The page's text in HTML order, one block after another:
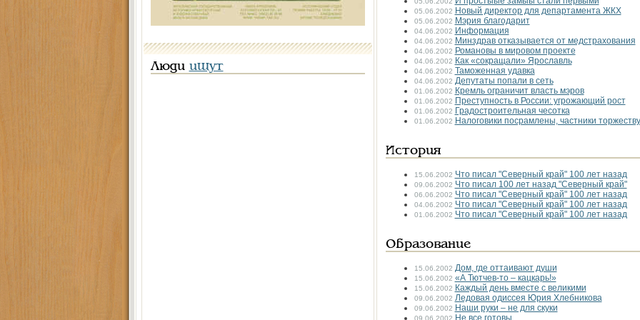
Люди ищут
05.06.2002 Новый директор для департамента ЖКХ
05.06.2002 Мэрия благодарит
04.06.2002 Информация
04.06.2002 Минздрав отказывается от медстрахования
04.06.2002 Романовы в мировом проекте
04.06.2002 Как «сокращали» Ярославль
04.06.2002 Таможенная удавка
04.06.2002 Депутаты попали в сеть
01.06.2002 Кремль ограничит власть мэров
01.06.2002 Преступность в России: угрожающий рост
01.06.2002 Градостроительная чесотка
01.06.2002 Налоговики посрамлены, частники
История
15.06.2002 Что писал "Северный край" 100 лет назад
09.06.2002 Что писал 100 лет назад "Северный край"
06.06.2002 Что писал "Северный край" 100 лет назад
04.06.2002 Что писал "Северный край" 100 лет назад
01.06.2002 Что писал "Северный край" 100 лет назад
Образование
15.06.2002 Дом, где оттаивают души
15.06.2002 «А Тютчев-то – кацкарь!»
15.06.2002 Каждый день вместе с великими
09.06.2002 Ледовая одиссея Юрия Хлебникова
09.06.2002 Наши руки – не для скуки
09.06.2002 Не все готовы